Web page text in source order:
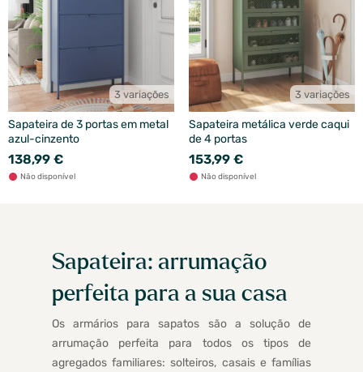
3 variações
Sapateira de 3 portas em metal
azul-cinzento
138,99 €
Não disponível
3 variações
Sapateira metálica verde caqui
de 4 portas
153,99 €
Não disponível
Sapateira: arrumação
perfeita para a sua casa
Os armários para sapatos são a solução de
arrumação perfeita para todos os tipos de
agregados familiares: solteiros, casais e famílias